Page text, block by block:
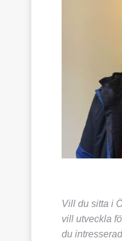
Vill du sitta i
vill utveckla
du